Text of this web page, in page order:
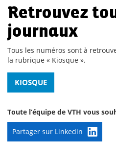
Retrouvez
journaux
Tous les numéros sont à
la rubrique « Kiosque ».
KIOSQUE
Toute l’équipe de VTH vous
Partager sur Linkedin